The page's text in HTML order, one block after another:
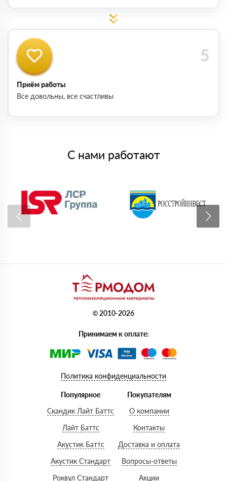
Приём работы
Все довольны, все счастливы
С нами работают
© 2010-2026
Принимаем к оплате:
Политика конфиденциальности
Популярное
Скандик Лайт Баттс
Лайт Баттс
Акустик Баттс
Акустик Стандарт
Роквул Стандарт
Покупателям
О компании
Контакты
Доставка и оплата
Вопросы-ответы
Акции